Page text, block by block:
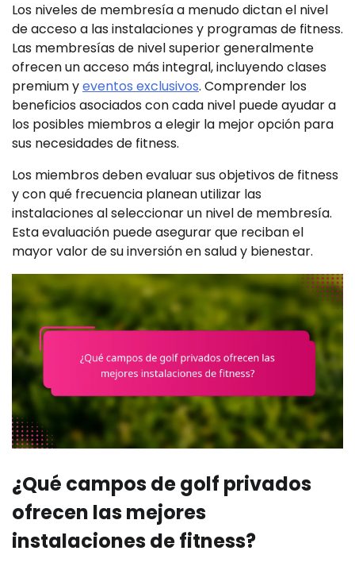
Los niveles de membresía a menudo dictan el nivel
de acceso a las instalaciones y programas de fitness.
Las membresías de nivel superior generalmente
ofrecen un acceso más integral, incluyendo clases
premium yeventos exclusivos. Comprender los
beneficios asociados con cada nivel puede ayudar a
los posibles miembros a elegir la mejor opción para
sus necesidades de fitness.
Los miembros deben evaluar sus objetivos de fitness
y con qué frecuencia planean utilizar las
instalaciones al seleccionar un nivel de membresía.
Esta evaluación puede asegurar que reciban el
mayor valor de su inversión en salud y bienestar.
¿Qué campos de golf privados
ofrecen las mejores
instalaciones de fitness?